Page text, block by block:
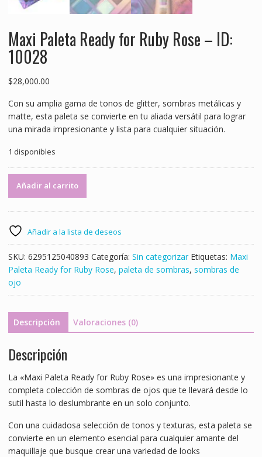
Maxi Paleta Ready for Ruby Rose – ID:
10028
$28,000.00
Con su amplia gama de tonos de glitter, sombras metálicas y
matte, esta paleta se convierte en tu aliada versátil para lograr
una mirada impresionante y lista para cualquier situación.
1 disponibles
Paleta
Ruby
Rose
-
ID:
10028
cantidad
Añadir al carrito
Añadir a la lista de deseos
SKU: 6295125040893 Categoría: Sin categorizar Etiquetas: Maxi
Paleta Ready for Ruby Rose, paleta de sombras, sombras de
ojo
Descripción Valoraciones (0)
Descripción
La «Maxi Paleta Ready for Ruby Rose» es una impresionante y
completa colección de sombras de ojos que te llevará desde lo
sutil hasta lo deslumbrante en un solo conjunto.
Con una cuidadosa selección de tonos y texturas, esta paleta se
convierte en un elemento esencial para cualquier amante del
maquillaje que busque crear una variedad de looks